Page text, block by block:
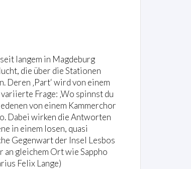
langem in Magdeburg
die über die Stationen
‚Part‘ wird von einem
Frage: ‚Wo spinnst du
von einem Kammerchor
Dabei wirken die Antworten
in einem losen, quasi
Gegenwart der Insel Lesbos
gleichem Ort wie Sappho
Felix Lange)